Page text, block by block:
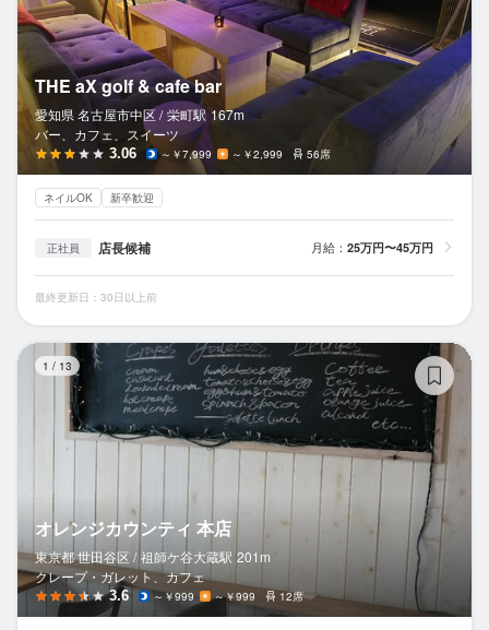
THE aX golf & cafe bar
愛知県 名古屋市中区 / 栄町駅 167m
バー、カフェ、スイーツ
3.06 ～￥7,999 ～￥2,999 56席
ネイルOK 新卒歓迎
正社員 店長候補 月給： 25万円〜45万円
最終更新日：30日以上前
1 / 13
オレンジカウンティ 本店
東京都 世田谷区 / 祖師ケ谷大蔵駅 201m
クレープ・ガレット、カフェ
3.6 ～￥999 ～￥999 12席